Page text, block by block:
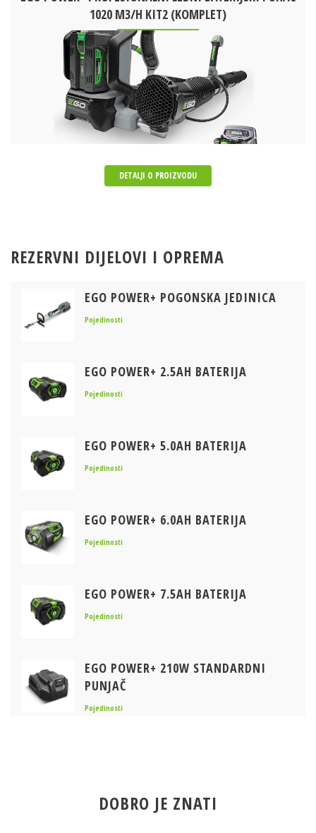
1020 M3/H KIT2 (KOMPLET)
DETALJI O PROIZVODU
REZERVNI DIJELOVI I OPREMA
EGO POWER+ POGONSKA JEDINICA
Pojedinosti
EGO POWER+ 2.5AH BATERIJA
Pojedinosti
EGO POWER+ 5.0AH BATERIJA
Pojedinosti
EGO POWER+ 6.0AH BATERIJA
Pojedinosti
EGO POWER+ 7.5AH BATERIJA
Pojedinosti
EGO POWER+ 210W STANDARDNI
PUNJAČ
Pojedinosti
DOBRO JE ZNATI